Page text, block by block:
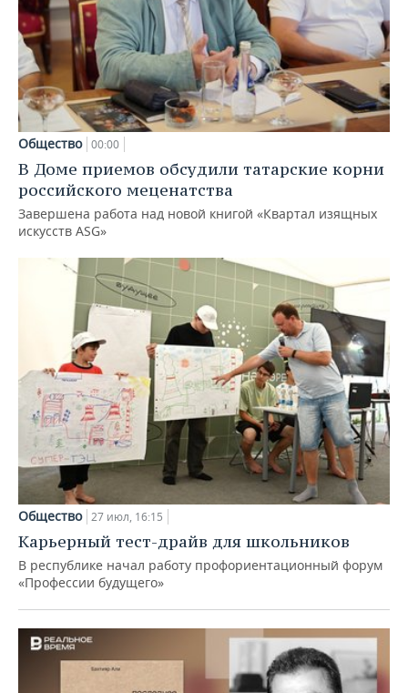
Общество 00:00
В Доме приемов обсудили татарские корни
российского меценатства
Завершена работа над новой книгой «Квартал изящных
искусств ASG»
Общество 27 июл, 16:15
Карьерный тест-драйв для школьников
В республике начал работу профориентационный форум
«Профессии будущего»